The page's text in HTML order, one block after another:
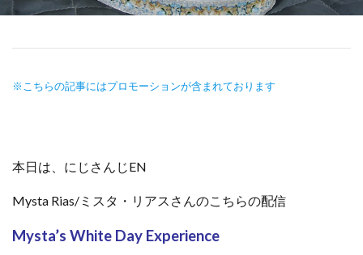
※こちらの記事にはプロモーションが含まれております
本日は、にじさんじEN
Mysta Rias/ミスタ・リアスさんのこちらの配信
Mysta’s White Day Experience